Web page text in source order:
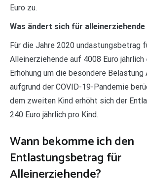
Euro zu.
Was ändert sich für alleinerziehende
Für die Jahre 2020 undastungsbetrag
Alleinerziehende auf 4008 Euro
Erhöhung um die besondere
aufgrund der COVID-19-Pandemie
dem zweiten Kind erhöht sich der
240 Euro jährlich pro Kind.
Wann bekomme ich den
Entlastungsbetrag für
Alleinerziehende?